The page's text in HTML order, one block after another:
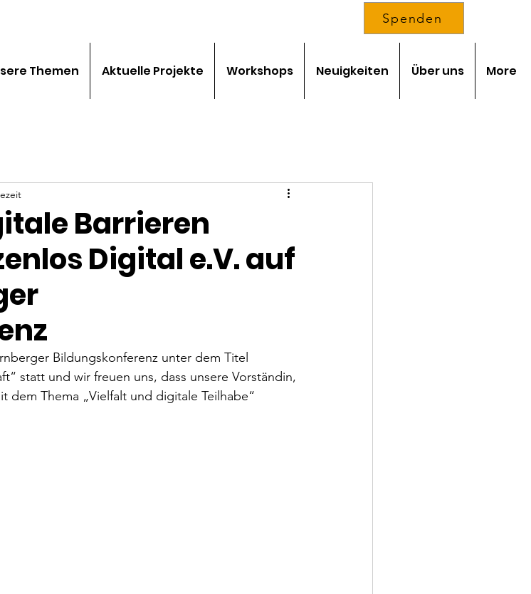
Spenden
Themen Aktuelle Projekte Workshops Neuigkeiten Über uns More
Barrieren
Digital e.V. auf
Bildungskonferenz unter dem Titel
statt und wir freuen uns, dass unsere Vorständin,
dem Thema „Vielfalt und digitale Teilhabe“